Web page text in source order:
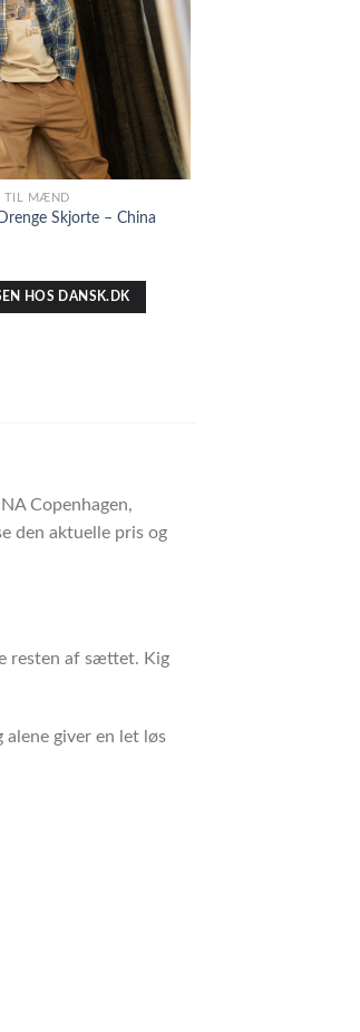
TIL MÆND
Skjorte – China
HOS DANSK.DK
Copenhagen,
den aktuelle pris og
resten af sættet. Kig
giver en let løs